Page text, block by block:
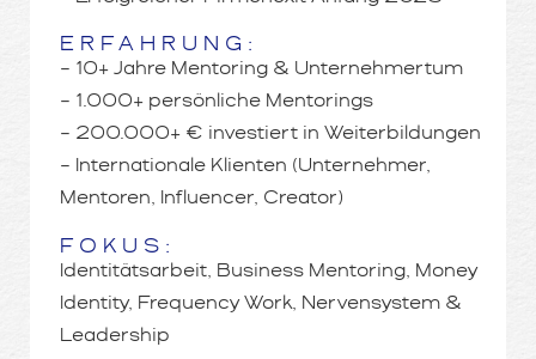
ERFAHRUNG:
– 10+ Jahre Mentoring & Unternehmertum
– 1.000+ persönliche Mentorings
– 200.000+ € investiert in Weiterbildungen
– Internationale Klienten (Unternehmer,
Mentoren, Influencer, Creator)
FOKUS:
Identitätsarbeit, Business Mentoring, Money
Identity, Frequency Work, Nervensystem &
Leadership